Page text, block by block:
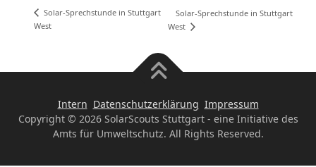
Solar-Sprechstunde in Stuttgart
West
Solar-Sprechstunde in Stuttgart
West
Intern Datenschutzerklärung Impressum
Copyright © 2026 SolarScouts Stuttgart - eine Initiative des
Amts für Umweltschutz. All Rights Reserved.